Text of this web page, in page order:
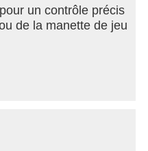
un contrôle précis
de la manette de jeu